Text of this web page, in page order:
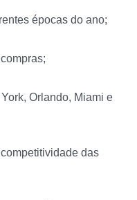
épocas do ano;
Orlando, Miami e
das